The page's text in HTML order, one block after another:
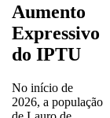
Aumento
Expressivo
do IPTU
No início de
2026, a população